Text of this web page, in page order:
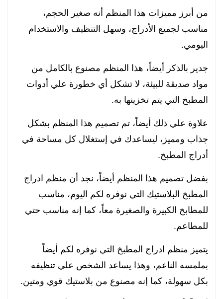
من أبرز مميزات هذا المنظم أنه صغير الحجم،
مناسب لجميع الأدراج، وسهل التنظيف والاستخدام
اليومي.
جدير بالذكر أيضاً، هذا المنظم مصنوع بالكامل من
مواد صديقة للبيئة، لا تشكل أي خطورة علي أدوات
المطبخ التي يتم تخزينها به.
علاوة علي ذلك أيضاً، تم تصميم هذا المنظم بشكل
جذاب ومميز، ليساعدك في إستغلال كل مساحة في
أدراج المطبخ.
بفضل تصميم هذا المنظم أيضاً، نجد أن منظم ادراج
المطبخ البلاستيك التي نوفره لكم اليوم، مناسب
للمطابخ الكبيرة والصغيرة معاً، كما إنه مناسب حتي
للمطاعم.
يتميز منظم ادراج المطبخ التي نوفره لكم أيضاً
بملمسه الناعم، وهذا يساعد الشخص علي تنظيفه
بكل سهولة، كما إنه مصنوع من بلاستيك قوي ومتين.